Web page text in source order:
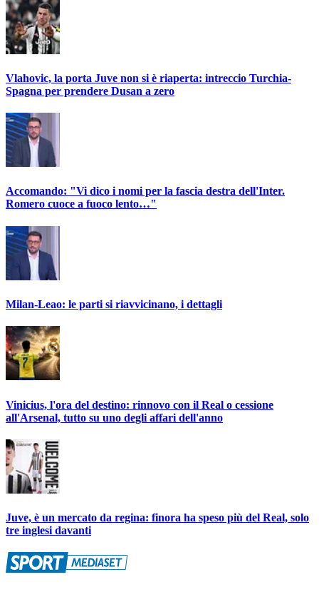
Vlahovic, la porta Juve non si è riaperta: intreccio Turchia-
Spagna per prendere Dusan a zero
Accomando: "Vi dico i nomi per la fascia destra dell'Inter.
Romero cuoce a fuoco lento…"
Milan-Leao: le parti si riavvicinano, i dettagli
Vinicius, l'ora del destino: rinnovo con il Real o cessione
all'Arsenal, tutto su uno degli affari dell'anno
Juve, è un mercato da regina: finora ha speso più del Real, solo
tre inglesi davanti